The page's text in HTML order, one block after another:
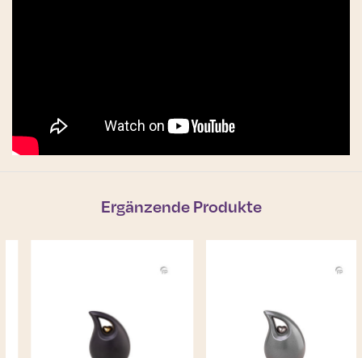
Ergänzende Produkte